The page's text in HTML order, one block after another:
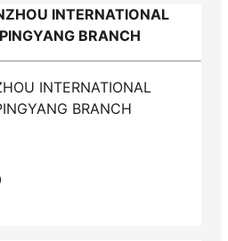
INTERNATIONAL
BRANCH
INTERNATIONAL
BRANCH